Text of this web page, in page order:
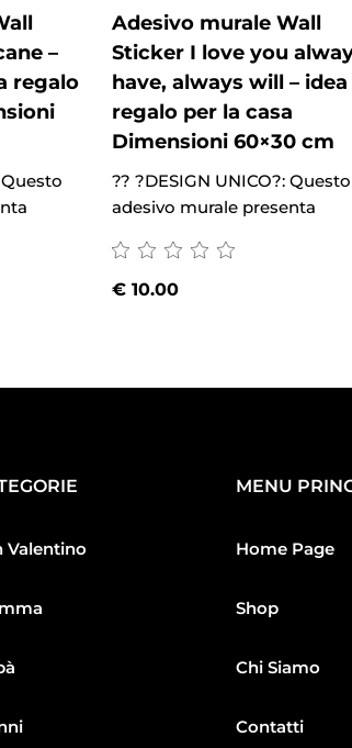
–
regalo
Questo
Adesivo murale Wall
Sticker I love you
have, always will – idea
regalo per la casa
Dimensioni 60×30 cm
?? ?DESIGN UNICO?: Questo
adesivo murale presenta
€ 10.00
Valentino
MENU
Home Page
Shop
Chi Siamo
Contatti